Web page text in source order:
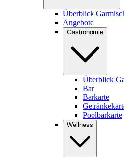
Überblick
Angebote
Gastronomie
Überblick
Bar
Barkarte
Poolbarkarte
Wellness